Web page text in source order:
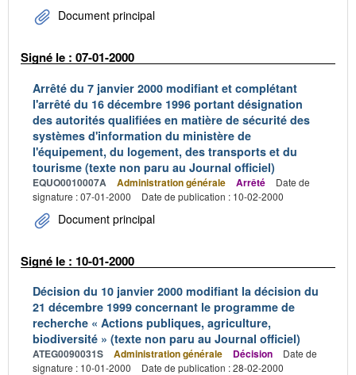
Document principal
Signé le : 07-01-2000
Arrêté du 7 janvier 2000 modifiant et complétant
l'arrêté du 16 décembre 1996 portant désignation
des autorités qualifiées en matière de sécurité des
systèmes d'information du ministère de
l'équipement, du logement, des transports et du
tourisme (texte non paru au Journal officiel)
EQUO0010007A Administration générale Arrêté
Date de
signature : 07-01-2000
Date de publication : 10-02-2000
Document principal
Signé le : 10-01-2000
Décision du 10 janvier 2000 modifiant la décision du
21 décembre 1999 concernant le programme de
recherche « Actions publiques, agriculture,
biodiversité » (texte non paru au Journal officiel)
ATEG0090031S Administration générale Décision
Date de
signature : 10-01-2000
Date de publication : 28-02-2000